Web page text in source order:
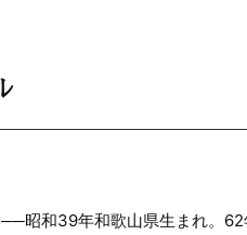
昭和39年和歌山県生まれ。